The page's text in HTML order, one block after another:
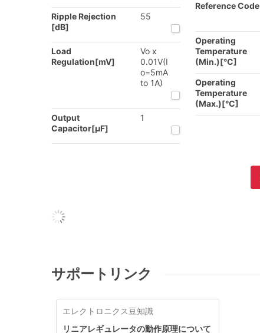
Ripple Rejection
[dB]
55
Load
Regulation[mV]
Vo x
0.01V(I
o=5mA
to 1A)
Output
Capacitor[µF]
1
Reference Code
Operating
Temperature
(Min.)[°C]
Operating
Temperature
(Max.)[°C]
サポートリンク
エレクトロニクス豆知識
リニアレギュレータの動作原理について